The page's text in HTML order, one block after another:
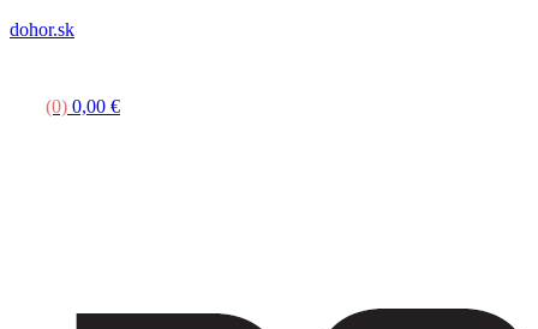
dohor.sk
Menu
(0) 0,00 €